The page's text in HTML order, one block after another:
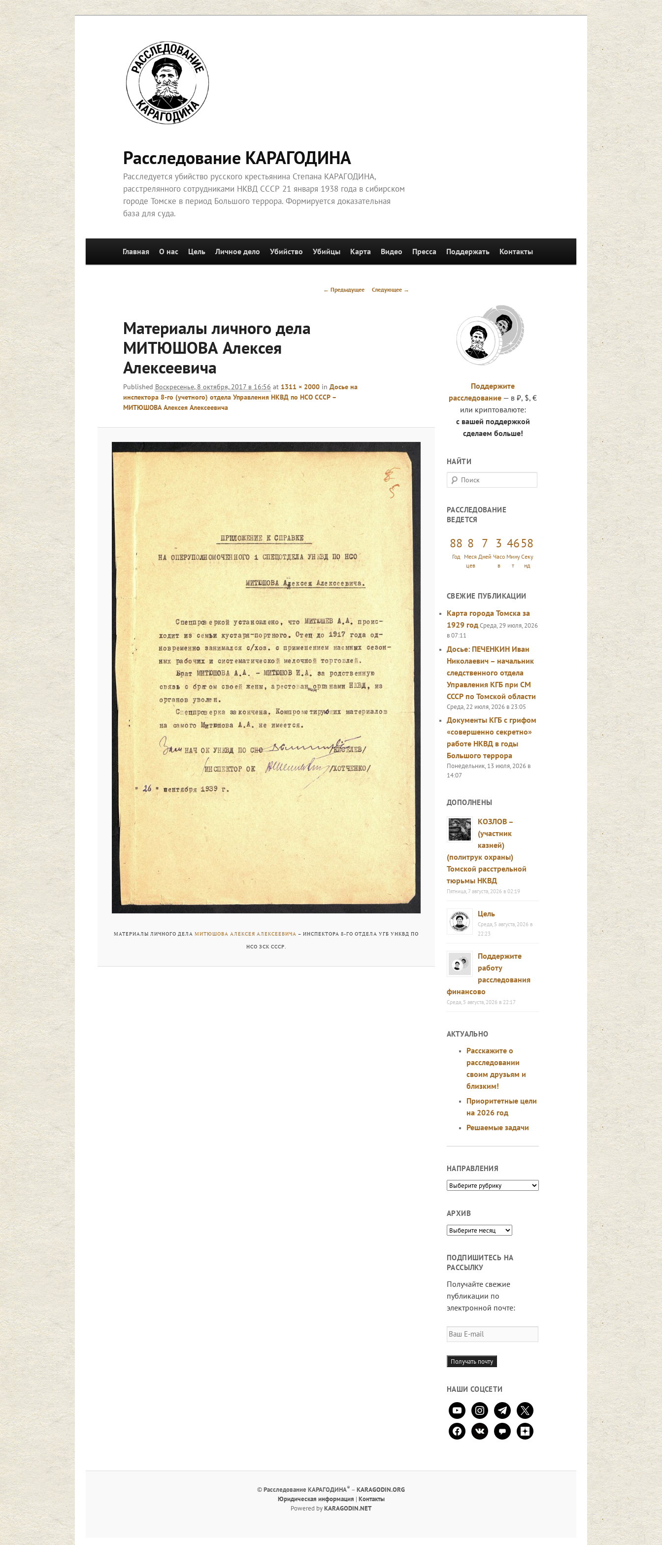
Перейти
к
основному
содержимому
Расследование КАРАГОДИНА
Расследуется убийство русского крестьянина Степана КАРАГОДИНА,
расстрелянного сотрудниками НКВД СССР 21 января 1938 года в сибирском
городе Томске в период Большого террора. Формируется доказательная
база для суда.
Перейти к основному содержимому
Главная О нас Цель Личное дело Убийство Убийцы Карта Видео Пресса Поддержать Контакты
Навигация
← Предыдущее Следующее →
Материалы личного дела
МИТЮШОВА Алексея
Алексеевича
Published Воскресенье, 8 октября, 2017 в 16:56 at 1311 × 2000in Досье на
инспектора 8-го (учетного) отдела Управления НКВД по НСО СССР –
МИТЮШОВА Алексея Алексеевича
МАТЕРИАЛЫ ЛИЧНОГО ДЕЛАМИТЮШОВА АЛЕКСЕЯ АЛЕКСЕЕВИЧА– ИНСПЕКТОРА 8-ГО ОТДЕЛА УГБ УНКВД ПО
НСО ЗСК СССР.
Поддержите
расследование — в ₽, $, €
или криптовалюте:
с вашей поддержкой
сделаем больше!
НАЙТИ
П
о
с
к
РАССЛЕДОВАНИЕ
ВЕДЕТСЯ
88
Год
8
Меся
цев
7
Дней
3
Часо
в
47
Мину
т
0
Секу
нд
СВЕЖИЕ ПУБЛИКАЦИИ
Карта города Томска за
1929 годСреда, 29 июля, 2026
в 07:11
Досье: ПЕЧЕНКИН Иван
Николаевич – начальник
следственного отдела
Управления КГБ при СМ
СССР по Томской области
Среда, 22 июля, 2026 в 23:05
Документы КГБ с грифом
«совершенно секретно»
работе НКВД в годы
Большого террора
Понедельник, 13 июля, 2026 в
14:07
ДОПОЛНЕНЫ
КОЗЛОВ –
(участник
казней)
(политрук охраны)
Томской расстрельной
тюрьмы НКВД
Пятница, 7 августа, 2026 в 02:19
Цель
Среда, 5 августа, 2026 в
22:23
Поддержите
работу
расследования
финансово
Среда, 5 августа, 2026 в 22:17
АКТУАЛЬНО
Расскажите о
расследовании
своим друзьям и
близким!
Приоритетные цели
на 2026 год
Решаемые задачи
НАПРАВЛЕНИЯ
Направления
АРХИВ
Архив
ПОДПИШИТЕСЬ НА
РАССЫЛКУ
Получайте свежие
публикации по
электронной почте:
Ваш
E-
mail
Получать почту
НАШИ СОЦСЕТИ
youtubeinstagramtelegram
x
facebookvkontaktecomment
zen-
yandex
©Расследование КАРАГОДИНА® – KARAGODIN.ORG
Юридическая информация | Контакты
Powered byKARAGODIN.NET